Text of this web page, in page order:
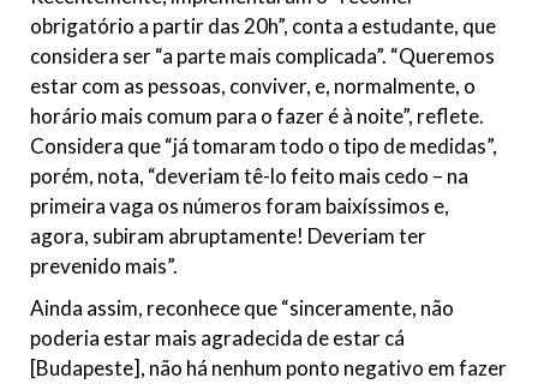
obrigatório a partir das 20h”, conta a estudante, que
considera ser “a parte mais complicada”. “Queremos
estar com as pessoas, conviver, e, normalmente, o
horário mais comum para o fazer é à noite”, reflete.
Considera que “já tomaram todo o tipo de medidas”,
porém, nota, “deveriam tê-lo feito mais cedo – na
primeira vaga os números foram baixíssimos e,
agora, subiram abruptamente! Deveriam ter
prevenido mais”.
Ainda assim, reconhece que “sinceramente, não
poderia estar mais agradecida de estar cá
[Budapeste], não há nenhum ponto negativo em fazer